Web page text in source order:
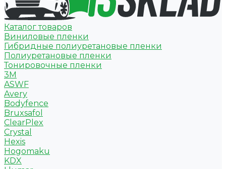
Каталог товаров
Виниловые пленки
Гибридные полиуретановые пленки
Полиуретановые пленки
Тонировочные пленки
3M
ASWF
Avery
Bodyfence
Bruxsafol
ClearPlex
Crystal
Hexis
Hogomaku
KDX